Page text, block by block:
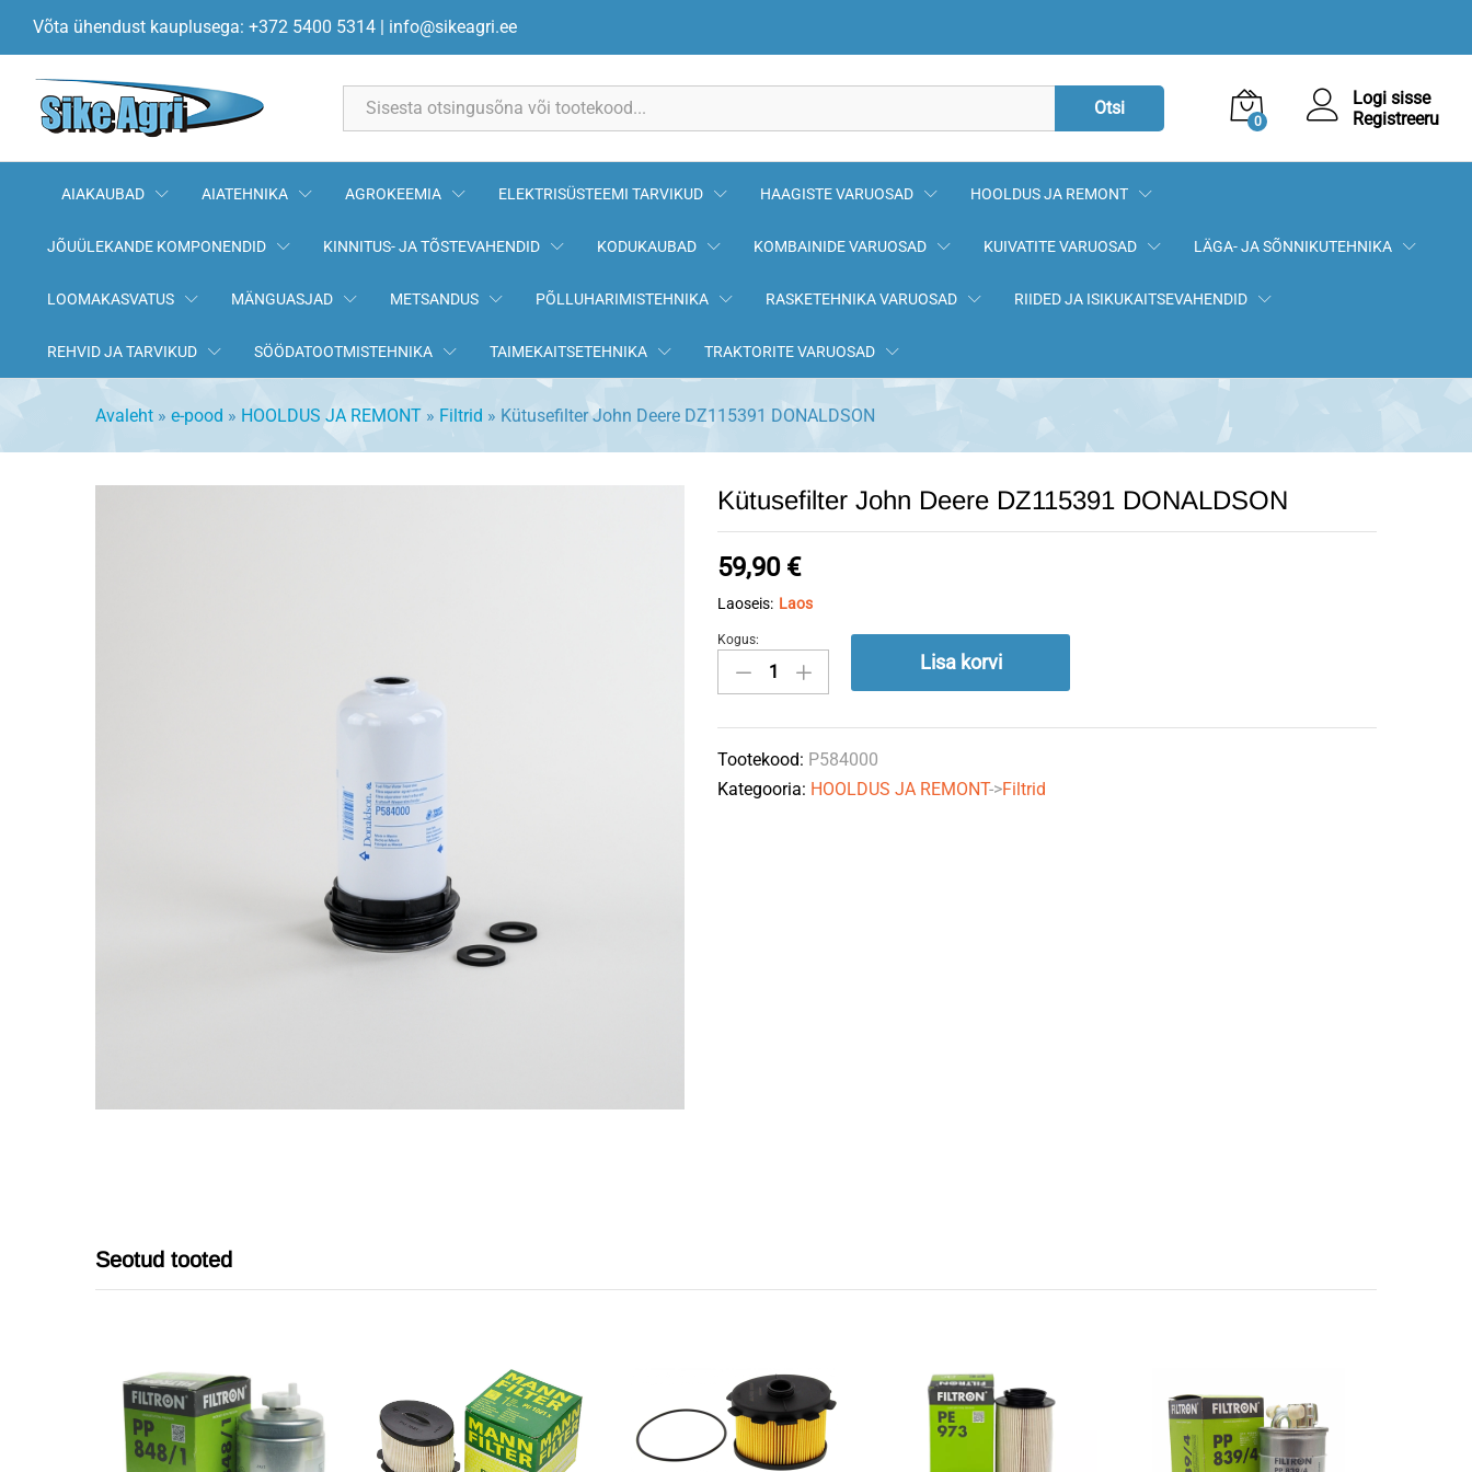
Võta ühendust kauplusega: +372 5400 5314 | info@sikeagri.ee
Otsi
0
Logi sisse
Registreeru
AIAKAUBAD AIATEHNIKA AGROKEEMIA ELEKTRISÜSTEEMI TARVIKUD HAAGISTE VARUOSAD HOOLDUS JA REMONT
JÕUÜLEKANDE KOMPONENDID KINNITUS- JA TÕSTEVAHENDID KODUKAUBAD KOMBAINIDE VARUOSAD KUIVATITE VARUOSAD LÄGA- JA SÕNNIKUTEHNIKA
LOOMAKASVATUS MÄNGUASJAD METSANDUS PÕLLUHARIMISTEHNIKA RASKETEHNIKA VARUOSAD RIIDED JA ISIKUKAITSEVAHENDID
REHVID JA TARVIKUD SÖÖDATOOTMISTEHNIKA TAIMEKAITSETEHNIKA TRAKTORITE VARUOSAD
Avaleht » e-pood » HOOLDUS JA REMONT » Filtrid » Kütusefilter John Deere DZ115391 DONALDSON
Kütusefilter John Deere DZ115391 DONALDSON
59,90 €
Laoseis: Laos
Kütusefilter
John
DZ115391
DONALDSON
quantity
Kogus:
Lisa korvi
Tootekood: P584000
Kategooria: HOOLDUS JA REMONT->Filtrid
Seotud tooted
Kütusefilter John Deere DZ115391 DONALDSON